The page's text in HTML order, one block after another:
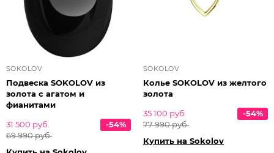
SOKOLOV
Подвеска SOKOLOV из
золота с агатом и
фианитами
31 500 руб.
69 990 руб.
-54%
SOKOLOV
Колье SOKOLOV из желтого
золота
35 100 руб.
77 990 руб.
-54%
Купить на Sokolov